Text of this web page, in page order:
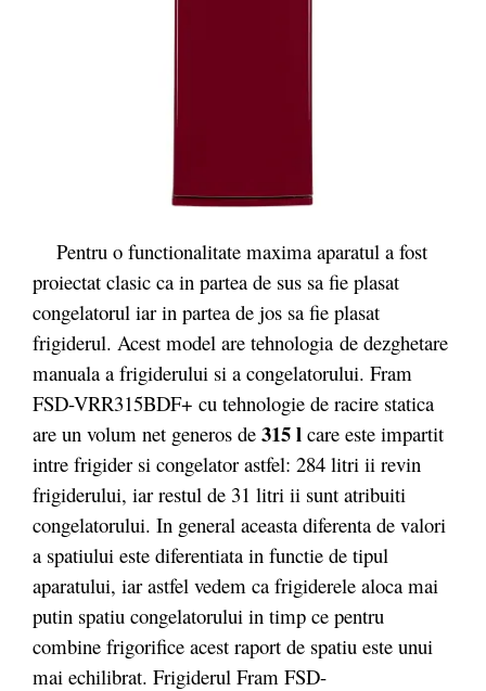
Pentru o functionalitate maxima aparatul a fost
proiectat clasic ca in partea de sus sa fie plasat
congelatorul iar in partea de jos sa fie plasat
frigiderul. Acest model are tehnologia de dezghetare
manuala a frigiderului si a congelatorului. Fram
FSD-VRR315BDF+ cu tehnologie de racire statica
are un volum net generos de 315 l care este impartit
intre frigider si congelator astfel: 284 litri ii revin
frigiderului, iar restul de 31 litri ii sunt atribuiti
congelatorului. In general aceasta diferenta de valori
a spatiului este diferentiata in functie de tipul
aparatului, iar astfel vedem ca frigiderele aloca mai
putin spatiu congelatorului in timp ce pentru
combine frigorifice acest raport de spatiu este unui
mai echilibrat. Frigiderul Fram FSD-